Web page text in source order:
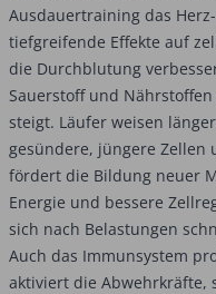
Ausdauertraining das
tiefgreifende Effekte auf
die Durchblutung
Sauerstoff und
steigt. Läufer weisen
gesündere, jüngere Zellen
fördert die Bildung neuer
Energie und bessere
sich nach Belastungen
Auch das Immunsystem
aktiviert die Abwehrkräfte,